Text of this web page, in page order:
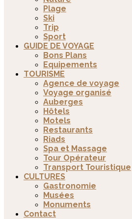
Plage
Ski
Trip
Sport
GUIDE DE VOYAGE
Bons Plans
Equipements
TOURISME
Agence de voyage
Voyage organisé
Auberges
Hôtels
Motels
Restaurants
Riads
Spa et Massage
Tour Opérateur
Transport Touristique
CULTURES
Gastronomie
Musées
Monuments
Contact